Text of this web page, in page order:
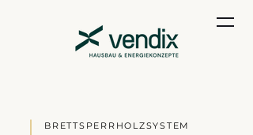
BRETTSPERRHOLZSYSTEM